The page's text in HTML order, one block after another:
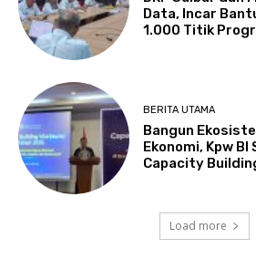
Data, Incar
1.000 Titik
BERITA UTAMA
Bangun
Ekonomi, Kpw BI
Capacity
Load more